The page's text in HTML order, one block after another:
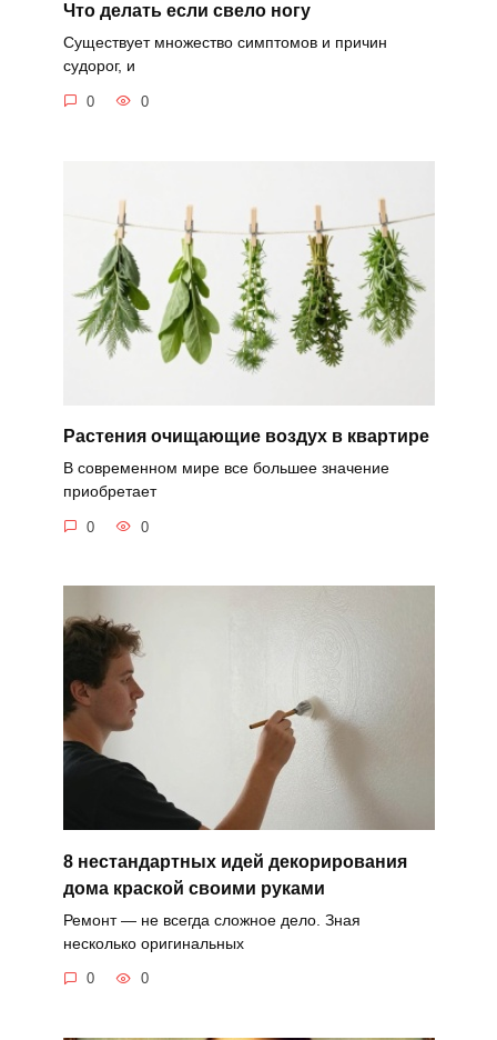
Что делать если свело ногу
Существует множество симптомов и причин
судорог, и
0 0
Растения очищающие воздух в квартире
В современном мире все большее значение
приобретает
0 0
8 нестандартных идей декорирования
дома краской своими руками
Ремонт — не всегда сложное дело. Зная
несколько оригинальных
0 0